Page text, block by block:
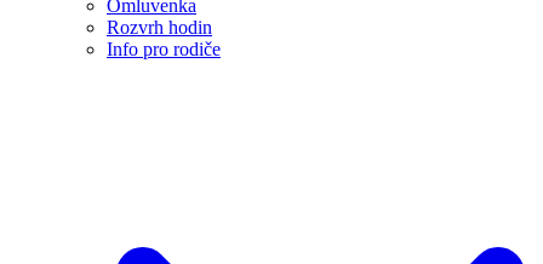
Omluvenka
Rozvrh hodin
Info pro rodiče